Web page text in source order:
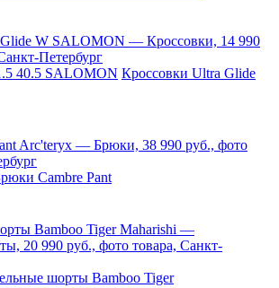
40.5 SALOMON Кроссовки Ultra Glide
Cambre Pant
шорты Bamboo Tiger